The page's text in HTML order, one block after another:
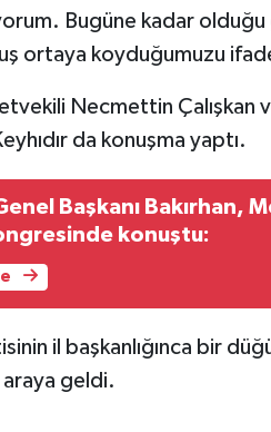
Bugüne kadar olduğu
ortaya koyduğumuzu
Necmettin Çalışkan
da konuşma yaptı.
Başkanı Bakırhan,
konuştu:
il başkanlığınca bir
araya geldi.